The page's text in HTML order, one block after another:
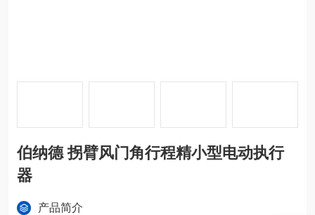
伯纳德 拐臂风门角行程精小型电动执行
器
产品简介